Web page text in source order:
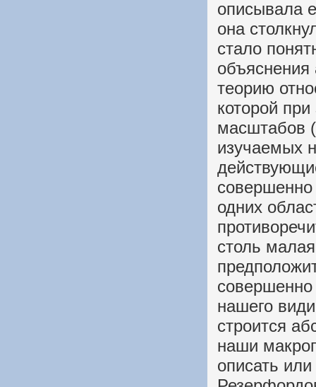
описывала
она
стало
объяснения
теорию
которой
масштабов
изучаемых
совершенно
одних
столь
нашего
строится
наши
описать